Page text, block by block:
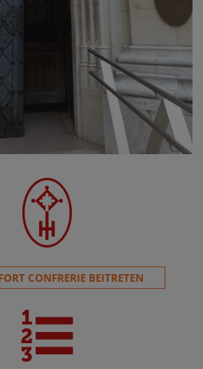
CONFRERIE BEITRETEN